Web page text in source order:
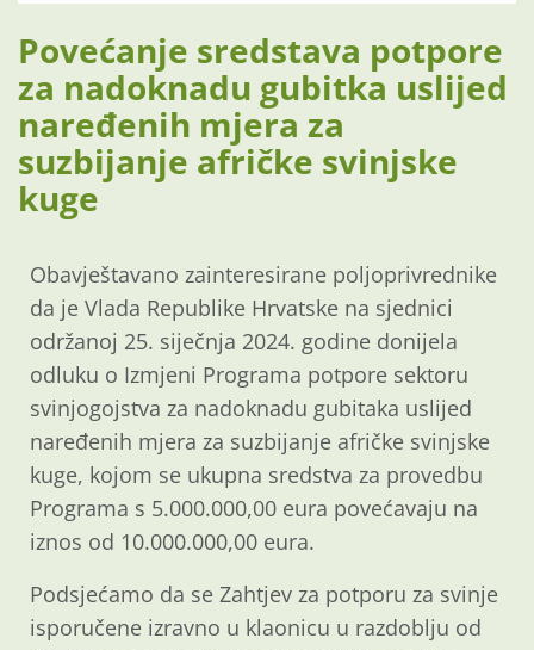
Povećanje sredstava potpore
za nadoknadu gubitka uslijed
naređenih mjera za
suzbijanje afričke svinjske
kuge
Obavještavano zainteresirane poljoprivrednike
da je Vlada Republike Hrvatske na sjednici
održanoj 25. siječnja 2024. godine donijela
odluku o Izmjeni Programa potpore sektoru
svinjogojstva za nadoknadu gubitaka uslijed
naređenih mjera za suzbijanje afričke svinjske
kuge, kojom se ukupna sredstva za provedbu
Programa s 5.000.000,00 eura povećavaju na
iznos od 10.000.000,00 eura.
Podsjećamo da se Zahtjev za potporu za svinje
isporučene izravno u klaonicu u razdoblju od